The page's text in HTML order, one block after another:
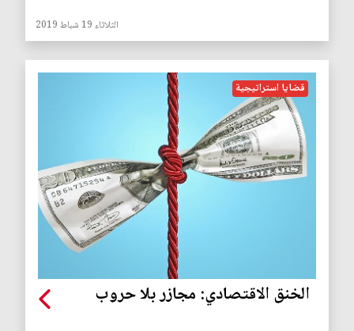
الثلاثاء 19 شباط 2019
قضايا استراتيجية
الخنق الاقتصادي: مجازر بلا حروب